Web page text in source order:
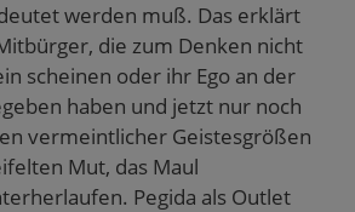
werden muß. Das erklärt
die zum Denken nicht
scheinen oder ihr Ego an der
haben und jetzt nur noch
vermeintlicher Geistesgrößen
Mut, das Maul
Pegida als Outlet